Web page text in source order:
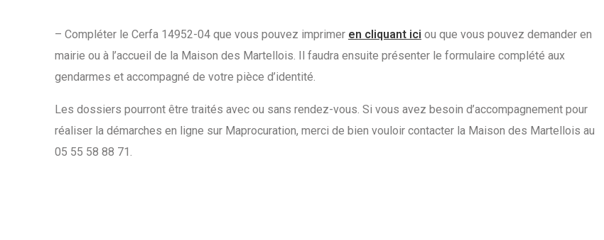
– Compléter le Cerfa 14952-04 que vous pouvez imprimer en cliquant ici ou que vous pouvez demander en
mairie ou à l’accueil de la Maison des Martellois. Il faudra ensuite présenter le formulaire complété aux
gendarmes et accompagné de votre pièce d’identité.
Les dossiers pourront être traités avec ou sans rendez-vous. Si vous avez besoin d’accompagnement pour
réaliser la démarches en ligne sur Maprocuration, merci de bien vouloir contacter la Maison des Martellois au
05 55 58 88 71.